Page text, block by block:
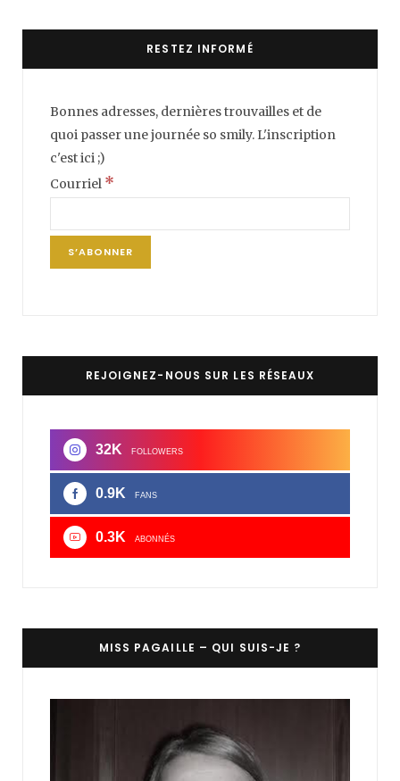
RESTEZ INFORMÉ
Bonnes adresses, dernières trouvailles et de
quoi passer une journée so smily. L'inscription
c'est ici ;)
Courriel *
REJOIGNEZ-NOUS SUR LES RÉSEAUX
32K FOLLOWERS
0.9K FANS
0.3K ABONNÉS
MISS PAGAILLE – QUI SUIS-JE ?